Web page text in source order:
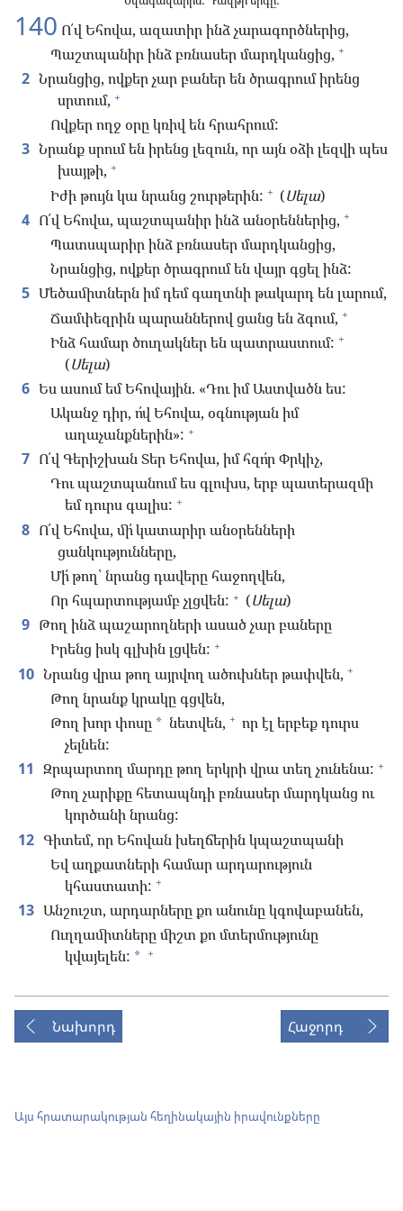
140 Ո՛վ Եհովա, ազատիր ինձ չարագործներից,
Պաշտպանիր ինձ բռնասեր մարդկանցից, +
2 Նրանցից, ովքեր չար բաներ են ծրագրում իրենց
սրտում, +
Ովքեր ողջ օրը կռիվ են հրահրում:
3 Նրանք սրում են իրենց լեզուն, որ այն օձի լեզվի պես
խայթի, +
Իժի թույն կա նրանց շուրթերին: + (Սելա)
4 Ո՛վ Եհովա, պաշտպանիր ինձ անօրեններից, +
Պատսպարիր ինձ բռնասեր մարդկանցից,
Նրանցից, ովքեր ծրագրում են վայր գցել ինձ:
5 Մեծամիտներն իմ դեմ գաղտնի թակարդ են լարում,
Ճամփեզրին պարաններով ցանց են ձգում, +
Ինձ համար ծուղակներ են պատրաստում: +
(Սելա)
6 Ես ասում եմ Եհովային. «Դու իմ Աստվածն ես:
Ականջ դիր, ո՛վ Եհովա, օգնության իմ
աղաչանքներին»: +
7 Ո՛վ Գերիշխան Տեր Եհովա, իմ հզո՛ր Փրկիչ,
Դու պաշտպանում ես գլուխս, երբ պատերազմի
եմ դուրս գալիս: +
8 Ո՛վ Եհովա, մի՛ կատարիր անօրենների
ցանկությունները,
Մի՛ թող՝ նրանց դավերը հաջողվեն,
Որ հպարտությամբ չլցվեն: + (Սելա)
9 Թող ինձ պաշարողների ասած չար բաները
Իրենց իսկ գլխին լցվեն: +
10 Նրանց վրա թող այրվող ածուխներ թափվեն, +
Թող նրանք կրակը գցվեն,
Թող խոր փոսը * նետվեն, + որ էլ երբեք դուրս
չելնեն:
11 Զրպարտող մարդը թող երկրի վրա տեղ չունենա: +
Թող չարիքը հետապնդի բռնասեր մարդկանց ու
կործանի նրանց:
12 Գիտեմ, որ Եհովան խեղճերին կպաշտպանի
Եվ աղքատների համար արդարություն
կհաստատի: +
13 Անշուշտ, արդարները քո անունը կգովաբանեն,
Ուղղամիտները միշտ քո մտերմությունը
կվայելեն: * +
Նախորդ Հաջորդ
Այս հրատարակության հեղինակային իրավունքները